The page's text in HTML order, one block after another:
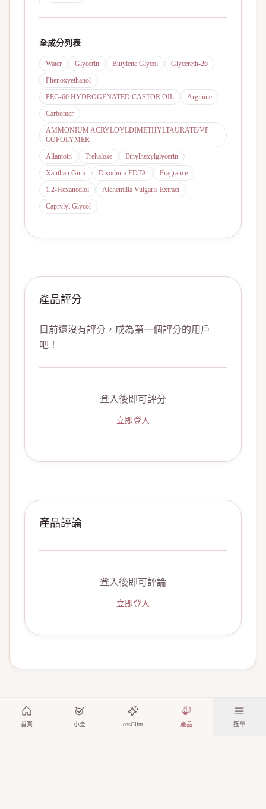
全成分列表
Water Glycerin Butylene Glycol
Glycereth-26
Phenoxyethanol
PEG-60 HYDROGENATED CASTOR OIL
Arginine
Carbomer
AMMONIUM ACRYLOYLDIMETHYLTAURATE/VP
COPOLYMER
Allantoin
Trehalose
Ethylhexylglycerin
Xanthan Gum
Disodium EDTA
Fragrance
1,2-Hexanediol
Alchemilla Vulgaris Extract
Caprylyl Glycol
產品評分
目前還沒有評分，成為第一個評分的用戶
吧！
登入後即可評分
立即登入
產品評論
登入後即可評論
立即登入
首頁 小查 cosGlint 產品 選單